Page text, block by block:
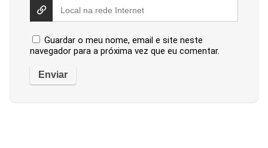
Guardar o meu nome, email e site neste
navegador para a próxima vez que eu comentar.